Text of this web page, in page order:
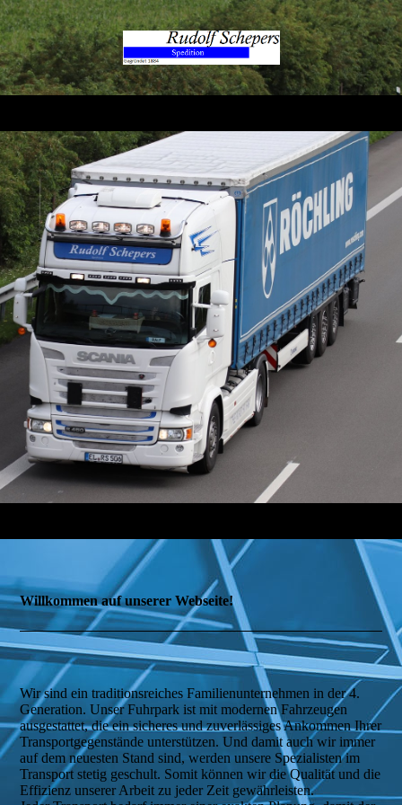
Willkommen auf unserer Webseite!
Wir sind ein traditionsreiches Familienunternehmen in der 4.
Generation. Unser Fuhrpark ist mit modernen Fahrzeugen
ausgestattet, die ein sicheres und zuverlässiges Ankommen Ihrer
Transportgegenstände unterstützen. Und damit auch wir immer
auf dem neuesten Stand sind, werden unsere Spezialisten im
Transport stetig geschult. Somit können wir die Qualität und die
Effizienz unserer Arbeit zu jeder Zeit gewährleisten.